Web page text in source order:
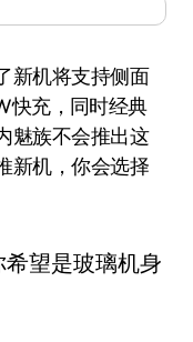
机将支持侧面
快充，同时经典
魅族不会推出这
新机，你会选择
望是玻璃机身